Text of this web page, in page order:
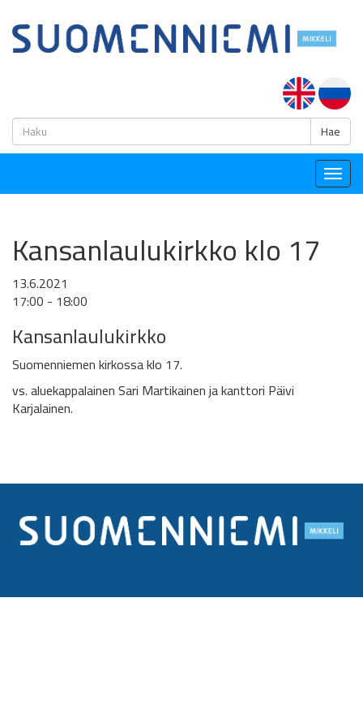
Hae
Kansanlaulukirkko klo 17
13.6.2021
17:00 - 18:00
Kansanlaulukirkko
Suomenniemen kirkossa klo 17.
vs. aluekappalainen Sari Martikainen ja kanttori Päivi
Karjalainen.